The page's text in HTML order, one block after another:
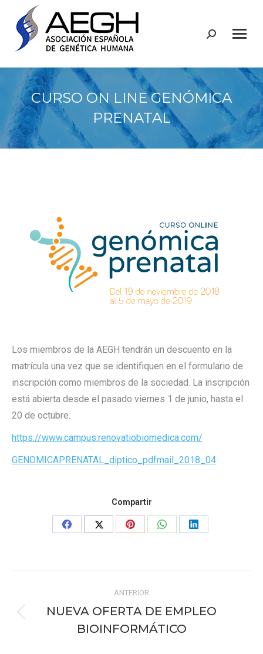
Buscar:
CURSO ON LINE GENÓMICA
PRENATAL
Los miembros de la AEGH tendrán un descuento en la
matrícula una vez que se identifiquen en el formulario de
inscripción como miembros de la sociedad. La inscripción
está abierta desde el pasado viernes 1 de junio, hasta el
20 de octubre.
https://www.campus.renovatiobiomedica.com/
GENOMICAPRENATAL_diptico_pdfmail_2018_04
Compartir
Share
Share
Share
Share
Share
entre
publicaciones
ANTERIOR
Publicación
anterior:
NUEVA OFERTA DE EMPLEO
BIOINFORMÁTICO